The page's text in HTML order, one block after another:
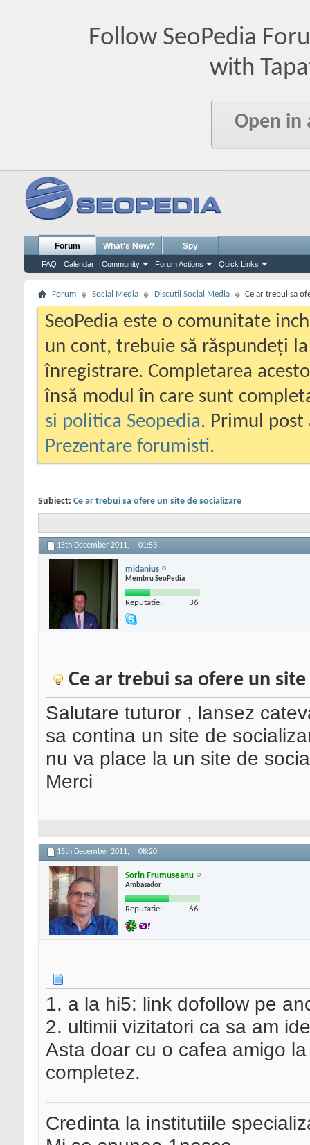
Follow SeoPedia
with
Open in
Forum
FAQ Calendar Community Forum Actions Quick Links
What's New? Spy
Forum Social Media Discutii Social Media Ce ar trebui sa
SeoPedia este o comunitate
un cont, trebuie să răspundeți
înregistrare. Completarea
însă modul în care sunt
si politica Seopedia. Primul
Prezentare forumisti.
Subiect: Ce ar trebui sa ofere un site de socializare
15th December 2011, 01:53
midanius
Membru SeoPedia
Reputatie: 36
Ce ar trebui sa ofere un
Salutare tuturor , lansez
sa contina un site de
nu va place la un site de
Merci
15th December 2011, 08:20
Sorin Frumuseanu
Ambasador
Reputatie: 66
1. a la hi5: link dofollow pe
2. ultimii vizitatori ca sa am
Asta doar cu o cafea amigo
completez.
Credinta la institutiile